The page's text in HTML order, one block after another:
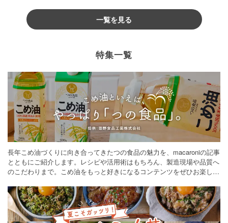
一覧を見る
特集一覧
長年こめ油づくりに向き合ってきたつの食品の魅力を、macaroniの記事
とともにご紹介します。レシピや活用術はもちろん、製造現場や品質へ
のこだわりまで。こめ油をもっと好きになるコンテンツをぜひお楽しみ